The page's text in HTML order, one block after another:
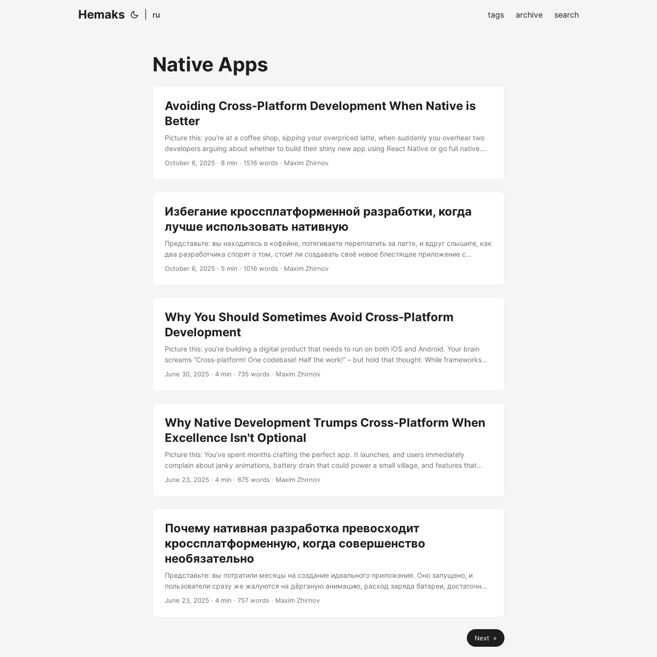
Hemaks ru tags archive search
Native Apps
Avoiding Cross-Platform Development When Native is
Better
Picture this: you’re at a coffee shop, sipping your overpriced latte, when suddenly you overhear two
developers arguing about whether to build their shiny new app using React Native or go full native.
One developer waves their hands dramatically, shouting “Code reusability!” while the other counters
October 6, 2025 · 8 min · 1516 words · Maxim Zhirnov
Избегание кроссплатформенной разработки, когда
лучше использовать нативную
Представьте: вы находитесь в кофейне, потягиваете переплатить за латте, и вдруг слышите, как
два разработчика спорят о том, стоит ли создавать своё новое блестящее приложение с
помощью React Native или же выбрать нативное развитие. Один разработчик драматично
October 6, 2025 · 5 min · 1016 words · Maxim Zhirnov
Why You Should Sometimes Avoid Cross-Platform
Development
Picture this: you’re building a digital product that needs to run on both iOS and Android. Your brain
screams “Cross-platform! One codebase! Half the work!” – but hold that thought. While frameworks
like Flutter and React Native have their charms, there are times when this approach becomes the
June 30, 2025 · 4 min · 735 words · Maxim Zhirnov
Why Native Development Trumps Cross-Platform When
Excellence Isn't Optional
Picture this: You’ve spent months crafting the perfect app. It launches, and users immediately
complain about janky animations, battery drain that could power a small village, and features that
work on one device but vanish on another. The culprit? Choosing cross-platform development when
June 23, 2025 · 4 min · 675 words · Maxim Zhirnov
Почему нативная разработка превосходит
кроссплатформенную, когда совершенство
необязательно
Представьте: вы потратили месяцы на создание идеального приложения. Оно запущено, и
пользователи сразу же жалуются на дёрганую анимацию, расход заряда батареи, достаточный
для питания небольшой деревни, и функции, которые работают на одном устройстве, но
превосходит своего кузена с принципом «напиши один раз, запускай везде», когда важны
производительность и качество. Разрыв в производительности: за пределами бенчмарков
June 23, 2025 · 4 min · 757 words · Maxim Zhirnov
Next »